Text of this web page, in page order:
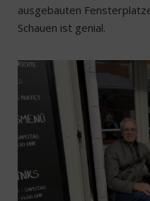
ausgebauten
Schauen ist genial.